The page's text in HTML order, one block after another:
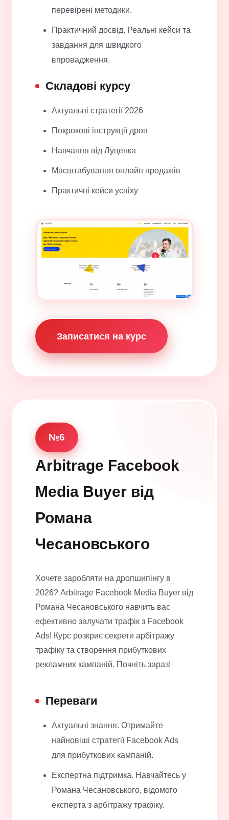
перевірені методики.
Практичний досвід. Реальні кейси та
завдання для швидкого
впровадження.
Складові курсу
Актуальні стратегії 2026
Покрокові інструкції дроп
Навчання від Луценка
Масштабування онлайн продажів
Практичні кейси успіху
Записатися на курс
№6
Arbitrage Facebook
Media Buyer від
Романа
Чесановського
Хочете заробляти на дропшипінгу в
2026? Arbitrage Facebook Media Buyer від
Романа Чесановського навчить вас
ефективно залучати трафік з Facebook
Ads! Курс розкриє секрети арбітражу
трафіку та створення прибуткових
рекламних кампаній. Почніть зараз!
Переваги
Актуальні знання. Отримайте
найновіші стратегії Facebook Ads
для прибуткових кампаній.
Експертна підтримка. Навчайтесь у
Романа Чесановського, відомого
експерта з арбітражу трафіку.